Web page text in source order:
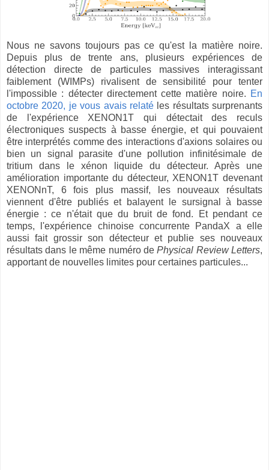
Nous ne savons toujours pas ce qu'est la matière noire.
Depuis plus de trente ans, plusieurs expériences de
détection directe de particules massives interagissant
faiblement (WIMPs) rivalisent de sensibilité pour tenter
l'impossible : détecter directement cette matière noire. En
octobre 2020, je vous avais relatéles résultats surprenants
de l'expérience XENON1T qui détectait des reculs
électroniques suspects à basse énergie, et qui pouvaient
être interprétés comme des interactions d'axions solaires ou
bien un signal parasite d'une pollution infinitésimale de
tritium dans le xénon liquide du détecteur. Après une
amélioration importante du détecteur, XENON1T devenant
XENONnT, 6 fois plus massif, les nouveaux résultats
viennent d'être publiés et balayent le sursignal à basse
énergie : ce n'était que du bruit de fond. Et pendant ce
temps, l'expérience chinoise concurrente PandaX a elle
aussi fait grossir son détecteur et publie ses nouveaux
résultats dans le même numéro dePhysical Review Letters,
apportant de nouvelles limites pour certaines particules...